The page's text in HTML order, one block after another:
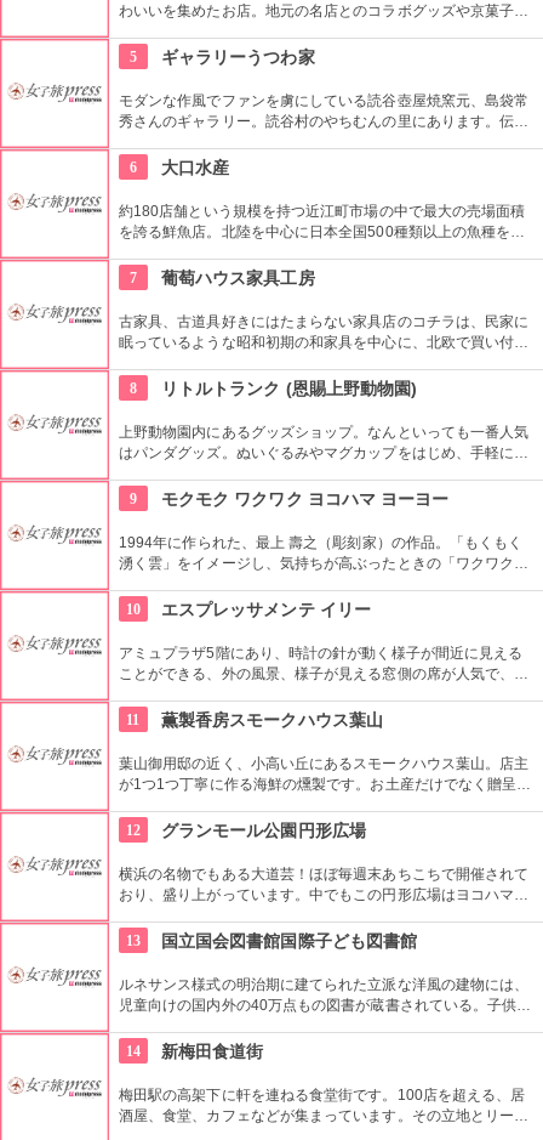
わいいを集めたお店。地元の名店とのコラボグッズや京菓子な
5
ギャラリーうつわ家
モダンな作風でファンを虜にしている読谷壺屋焼窯元、島袋常
秀さんのギャラリー。読谷村のやちむんの里にあります。伝統
フルで可愛くスタイリッシュ。
6 大口水産
約180店舗という規模を持つ近江町市場の中で最大の売場面積
を誇る鮮魚店。北陸を中心に日本全国500種類以上の魚種を取
店。
7 葡萄ハウス家具工房
古家具、古道具好きにはたまらない家具店のコチラは、民家に
眠っているような昭和初期の和家具を中心に、北欧で買い付け
ない味わいも魅力ですが、手頃な値段で掘り出し物を見つけた
ときの感動もきっと味わえるお店です。
8 リトルトランク (恩賜上野動物園)
上野動物園内にあるグッズショップ。なんといっても一番人気
はパンダグッズ。ぬいぐるみやマグカップをはじめ、手軽に買
のほかの動物たちのグッズももちろん豊富。記念品として、ま
たはお土産に、きっとお気に入りが見つかるはず！
9 モクモク ワクワク ヨコハマ ヨーヨー
1994年に作られた、最上 壽之（彫刻家）の作品。「もくもく
湧く雲」をイメージし、気持ちが高ぶったときの「ワクワク」
ーヨー）」という意味を込めたアート作品になっています。い
ろんな角度からじっくり眺めてみて。
10 エスプレッサメンテ イリー
アミュプラザ5階にあり、時計の針が動く様子が間近に見える
ことができる、外の風景、様子が見える窓側の席が人気で、味
ー」やオリジナルデザート（恋するティラミス［抹茶あずき］
［マラスキーノチェリーのズコット］［キャラメル＆プラリネ
ムース］［ベリーのレアチーズケーキ］）などが楽しめます。
11 薫製香房スモークハウス葉山
葉山御用邸の近く、小高い丘にあるスモークハウス葉山。店主
が1つ1つ丁寧に作る海鮮の燻製です。お土産だけでなく贈呈品
「葉山朝市」に出店。白と黄色のかわいいワゴンが目印です！
12 グランモール公園円形広場
横浜の名物でもある大道芸！ほぼ毎週末あちこちで開催されて
おり、盛り上がっています。中でもこの円形広場はヨコハマ大
労される、驚きの芸に子供も大人も釘付けです！
13 国立国会図書館国際子ども図書館
ルネサンス様式の明治期に建てられた立派な洋風の建物には、
児童向けの国内外の40万点もの図書が蔵書されている。子供だ
でゆっくり過ごしてみては。
14 新梅田食道街
梅田駅の高架下に軒を連ねる食堂街です。100店を超える、居
酒屋、食堂、カフェなどが集まっています。その立地とリーズ